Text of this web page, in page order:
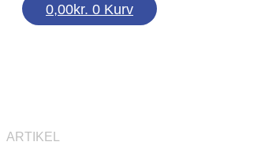
0,00kr. 0 Kurv
ARTIKEL